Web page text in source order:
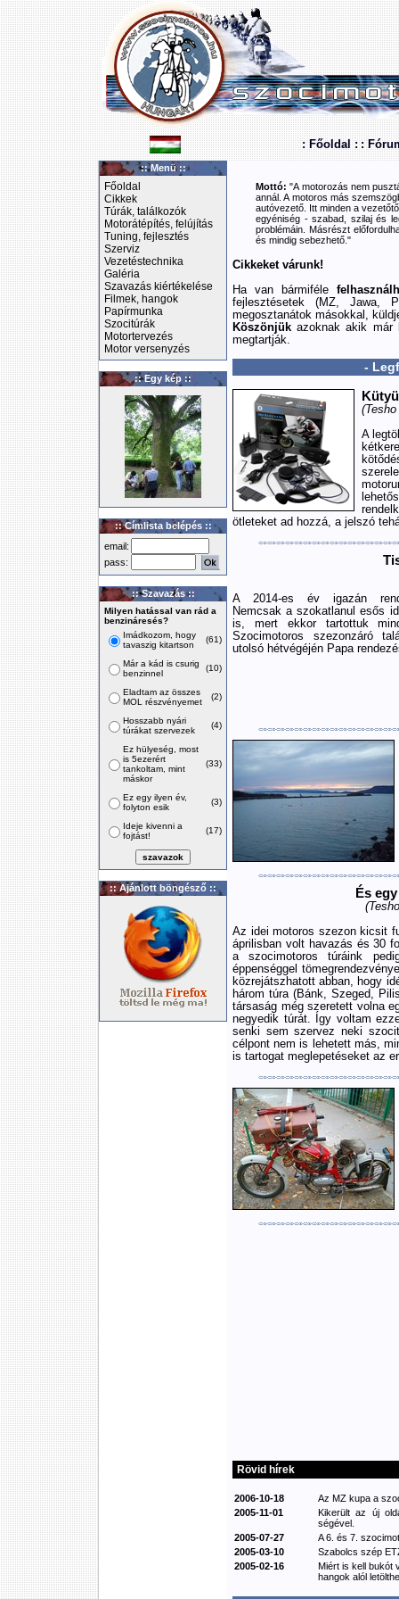
: Főoldal : :
:: Menü ::
Főoldal
Cikkek
Túrák, találkozók
Motorátépítés, felújítás
Tuning, fejlesztés
Szerviz
Vezetéstechnika
Galéria
Szavazás kiértékelése
Filmek, hangok
Papírmunka
Szocitúrák
Motortervezés
Motor versenyzés
:: Egy kép ::
:: Címlista belépés ::
email:
pass:
:: Szavazás ::
Milyen hatással van rád a
benzináresés?
Imádkozom, hogy
tavaszig kitartson
(61)
Már a kád is csurig
benzinnel
(10)
Eladtam az összes
MOL részvényemet
(2)
Hosszabb nyári
túrákat szervezek
(4)
Ez hülyeség, most
is 5ezerért
tankoltam, mint
máskor
(33)
Ez egy ilyen év,
folyton esik
(3)
Ideje kivenni a
fojtást!
(17)
:: Ajánlott böngésző ::
Mottó: "A motorozás nem
annál. A motoros más
autóvezető. Itt minden a
egyéniség - szabad, szilaj és
problémáin. Másrészt
és mindig sebezhető."
Cikkeket várunk!
Ha van bármiféle
fejlesztésetek (MZ, Jawa,
megosztanátok másokkal,
Köszönjük azoknak akik már
megtartják.
-
(Tesho
A
ötleteket ad hozzá, a jelszó
A 2014-es év igazán
Nemcsak a szokatlanul esős
is, mert ekkor tartottuk
Szocimotoros szezonzáró
utolsó hétvégéjén Papa
És
Az idei motoros szezon kicsit
áprilisban volt havazás és 30
a szocimotoros túráink
éppenséggel
közrejátszhatott abban, hogy
három túra (Bánk, Szeged,
társaság még szeretett volna
negyedik túrát. Így voltam
senki sem szervez neki
célpont nem is lehetett más,
is tartogat meglepetéseket az
Rövid hírek
2006-10-18
Az MZ kupa a
2005-11-01
Kikerült az új
ségével.
2005-07-27
A 6. és 7.
2005-03-10
Szabolcs szép
2005-02-16
Miért is kell bukót
hangok alól